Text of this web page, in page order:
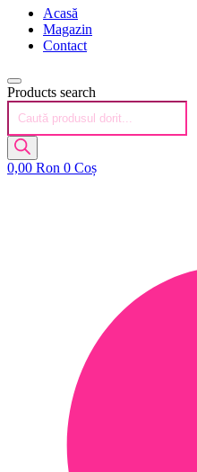
Acasă
Magazin
Contact
Products search
0,00 Ron 0 Coș